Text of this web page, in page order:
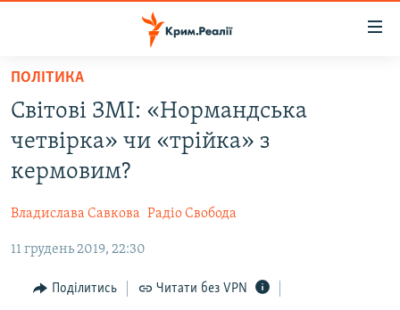
Перейти
основного
матеріалу
до
основної
Перейти
пошуку
ВІДЕО ТА ФОТО
БЛОГИ
ПОГЛЯД
ІНТЕРВ'Ю
ПОЛІТИКА
Світові ЗМІ: «Нормандська
четвірка» чи «трійка» з
кермовим?
Владислава Савкова Радіо Свобода
11 грудень 2019, 22:30
Поділитись Читати без VPN